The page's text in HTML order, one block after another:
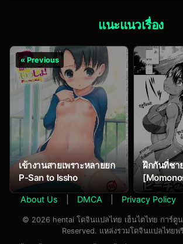
แนะแนวเรื่อง
« Previous
เข้างานสายเพราะหลายยก
P-San to Issho
ฝึกกันที่ชา
lesson at
About Us DMCA Privacy Policy
© 2026 hentai โดจินแปลไทย เฮ็นไตไทย การ์ตู
Reserved. แหล่งรวมโดจินแปลไทยพ